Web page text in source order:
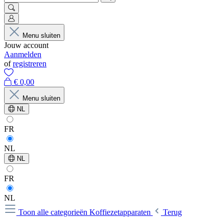
Menu sluiten
Jouw account
Aanmelden
ofregistreren
€ 0,00
Menu sluiten
NL
FR
NL
NL
FR
NL
Toon alle categorieën Koffiezetapparaten
Terug